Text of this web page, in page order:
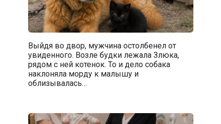
Выйдя во двор, мужчина остолбенел от
увиденного. Возле будки лежала Злюка,
рядом с ней котенок. То и дело собака
наклоняла морду к малышу и
облизывалась…